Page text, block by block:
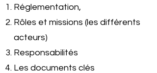
Réglementation,
Rôles et missions (les différents
acteurs)
Responsabilités
Les documents clés